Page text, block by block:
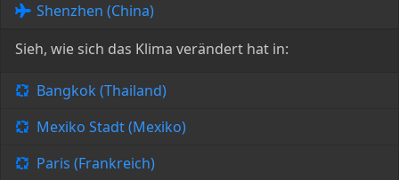
Shenzhen (China)
Sieh, wie sich das Klima verändert hat in:
Bangkok (Thailand)
Mexiko Stadt (Mexiko)
Paris (Frankreich)